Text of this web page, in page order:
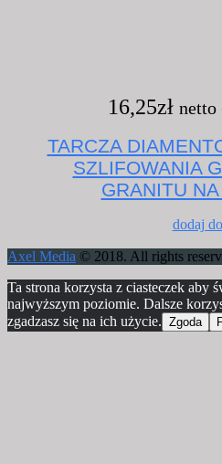
16,25zł netto
TARCZA
SZLIFOWANIA
GRANITU
dodaj
Axel Media © 2018. All rights
Ta strona korzysta z ciasteczek aby
najwyższym poziomie. Dalsze
zgadzasz się na ich użycie. Zgoda